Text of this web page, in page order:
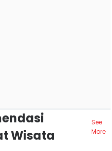
Wisata
See
More